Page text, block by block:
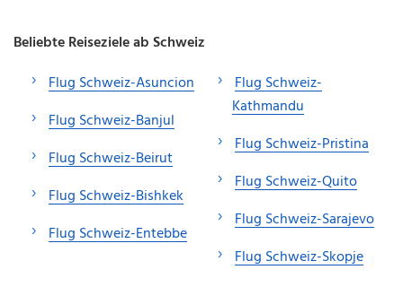
Beliebte Reiseziele ab Schweiz
Flug Schweiz-Asuncion
Flug Schweiz-Banjul
Flug Schweiz-Beirut
Flug Schweiz-Bishkek
Flug Schweiz-Entebbe
Flug Schweiz-
Kathmandu
Flug Schweiz-Pristina
Flug Schweiz-Quito
Flug Schweiz-Sarajevo
Flug Schweiz-Skopje